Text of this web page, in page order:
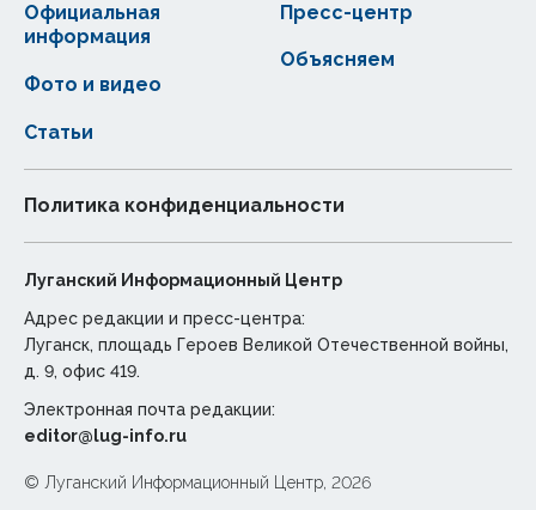
Статьи
Официальная
информация
Фото и видео
Пресс-центр
Объясняем
Политика конфиденциальности
Луганский Информационный Центр
Адрес редакции и пресс-центра:
Луганск, площадь Героев Великой Отечественной войны,
д. 9, офис 419.
Электронная почта редакции:
editor@lug-info.ru
© Луганский Информационный Центр, 2026